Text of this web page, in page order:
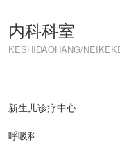
内科科室
KESHIDAOHANG/
新生儿诊疗中心
呼吸科